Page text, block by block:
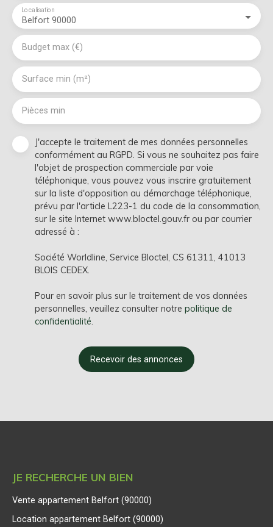
Belfort 90000
Localisation
Budget max (€)
Surface min (m²)
Pièces min
J'accepte le traitement de mes données personnelles
conformément au RGPD. Si vous ne souhaitez pas faire
l'objet de prospection commerciale par voie
téléphonique, vous pouvez vous inscrire gratuitement
sur la liste d'opposition au démarchage téléphonique,
prévu par l'article L223-1 du code de la consommation,
sur le site Internet www.bloctel.gouv.fr ou par courrier
adressé à :
Société Worldline, Service Bloctel, CS 61311, 41013
BLOIS CEDEX.
Pour en savoir plus sur le traitement de vos données
personnelles, veuillez consulter notre politique de
confidentialité.
Recevoir des annonces
JE RECHERCHE UN BIEN
Vente appartement Belfort (90000)
Location appartement Belfort (90000)